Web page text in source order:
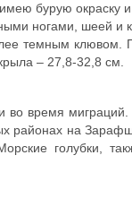
бурую окраску
ногами, шеей и
темным клювом.
– 27,8-32,8 см.
во время
районах на
голубки,